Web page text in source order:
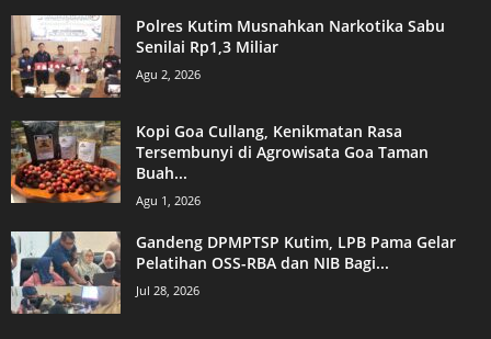
Polres Kutim Musnahkan Narkotika Sabu
Senilai Rp1,3 Miliar
Agu 2, 2026
Kopi Goa Cullang, Kenikmatan Rasa
Tersembunyi di Agrowisata Goa Taman
Buah...
Agu 1, 2026
Gandeng DPMPTSP Kutim, LPB Pama Gelar
Pelatihan OSS-RBA dan NIB Bagi...
Jul 28, 2026